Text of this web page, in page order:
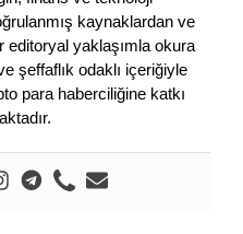
kaynaklardan ve
yaklaşımla okura
şeffaflık odaklı içeriğiyle
para haberciliğine katkı